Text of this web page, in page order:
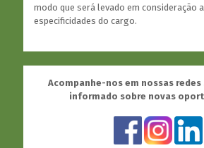
modo que será levado em consideração
especificidades do cargo.
Acompanhe-nos em nossas redes
informado sobre novas